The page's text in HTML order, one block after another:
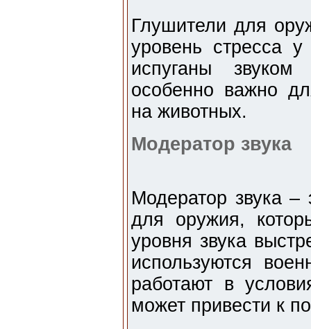
Глушители для
уровень стресса
испуганы
особенно важно
на животных.
Модератор звука
Модератор звука –
для оружия,
уровня звука
используются
работают в
может привести к